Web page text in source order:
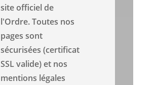
site officiel de
l'Ordre. Toutes nos
pages sont
sécurisées (certificat
SSL valide) et nos
mentions légales